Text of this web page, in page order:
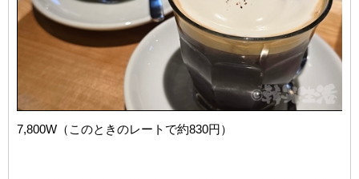
7,800W（このときのレートで約830円）